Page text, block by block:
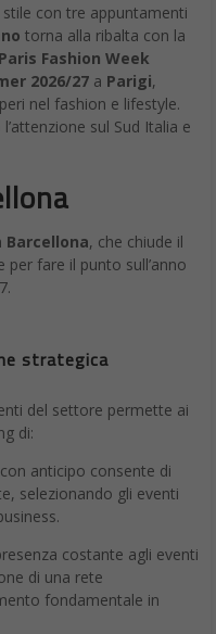
con tre appuntamenti
torna alla ribalta con la
Paris Fashion Week
2026/27 a Parigi,
nel fashion e lifestyle.
sul Sud Italia e
Barcellona, che chiude il
per fare il punto sull’anno
strategica
del settore permette ai
di:
anticipo consente di
selezionando gli eventi
costante agli eventi
di una rete
fondamentale in